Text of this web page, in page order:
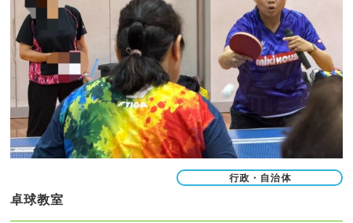
行政・自治体
卓球教室